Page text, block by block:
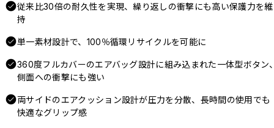
従来比30倍の耐久性を実現、繰り返しの衝撃にも高い保護力を維
持
単一素材設計で、100％循環リサイクルを可能に
360度フルカバーのエアバッグ設計に組み込まれた一体型ボタン
側面への衝撃にも強い
両サイドのエアクッション設計が圧力を分散、長時間の使用でも
快適なグリップ感